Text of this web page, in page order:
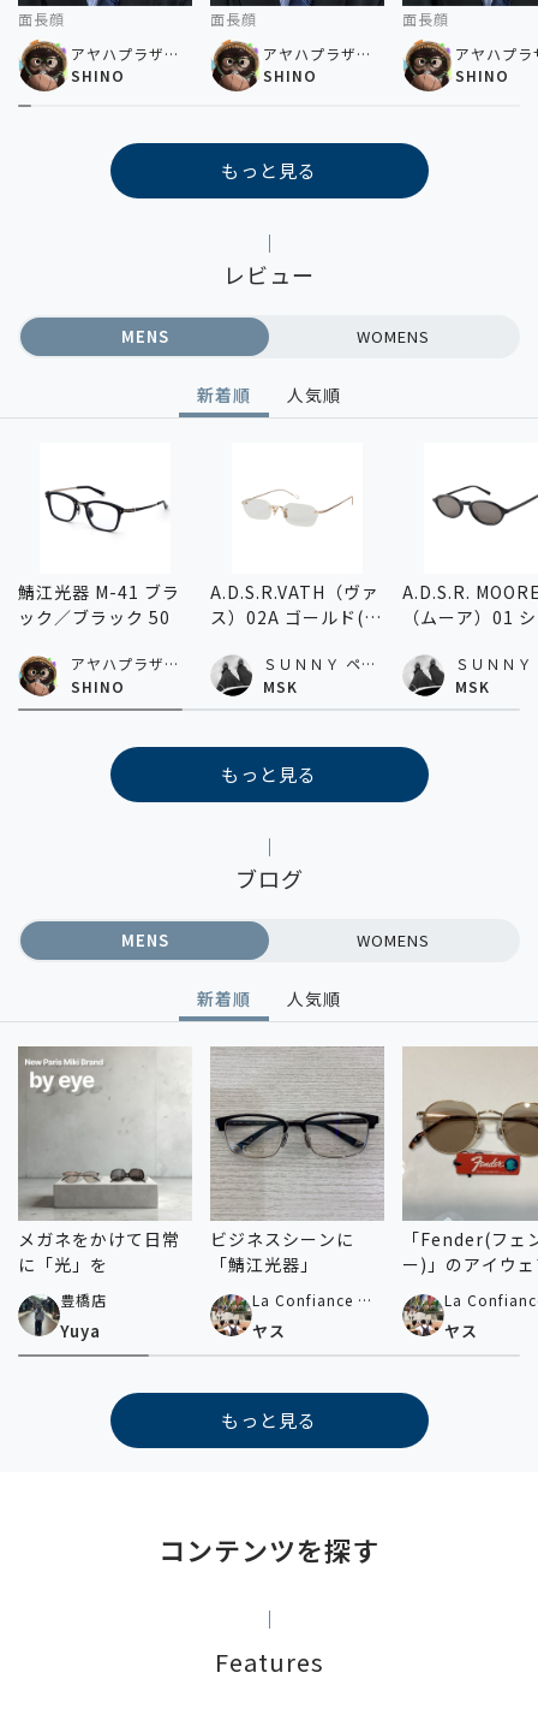
面長顔
アヤハプラザ水
口店
SHINO
面長顔
アヤハプラザ水
口店
SHINO
面長顔
アヤハプラ
口店
SHINO
もっと見る
レビュー
MENS WOMENS
新着順 人気順
鯖江光器 M-41 ブラ
ック／ブラック 50
アヤハプラザ水
口店
SHINO
A.D.S.R.VATH（ヴァ
ス）02A ゴールド(ク
ＳＵＮＮＹ ペリ
エ千葉店
MSK
A.D.S.R.
（ムーア）01
ー) 54
ＳＵＮＮ
エ千葉店
MSK
もっと見る
ブログ
MENS WOMENS
新着順 人気順
メガネをかけて日常
に「光」を
豊橋店
Yuya
ビジネスシーンに
「鯖江光器」
La Confiance by
Paris Miki 横浜ビ
ブレ店
ヤス
「Fender(フェ
ー)」のアイウ
手に入るのはパ
キだけ！
La
Paris Miki
ブレ店
ヤス
もっと見る
コンテンツを探す
Features